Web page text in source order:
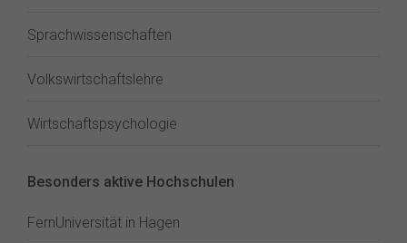
Sprachwissenschaften
Volkswirtschaftslehre
Wirtschaftspsychologie
Besonders aktive Hochschulen
FernUniversität in Hagen